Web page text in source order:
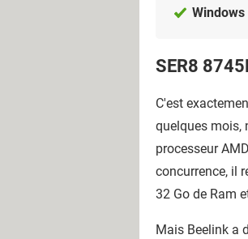
SER8
C'est
quelques mois,
processeur
concurrence, il
32 Go de Ram
Mais Beelink a